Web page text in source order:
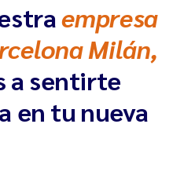
empresa
Milán,
a sentirte
en tu nueva